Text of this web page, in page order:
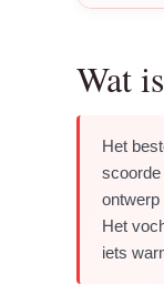
Wat
Het
scoorde
ontwerp
Het
iets